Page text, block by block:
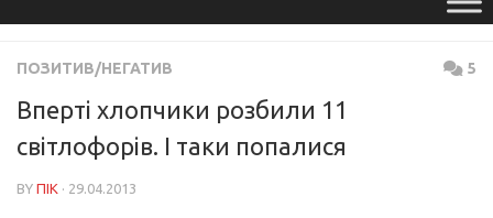
ПОЗИТИВ/НЕГАТИВ 5
Вперті хлопчики розбили 11
світлофорів. І таки попалися
BY ПІК · 29.04.2013